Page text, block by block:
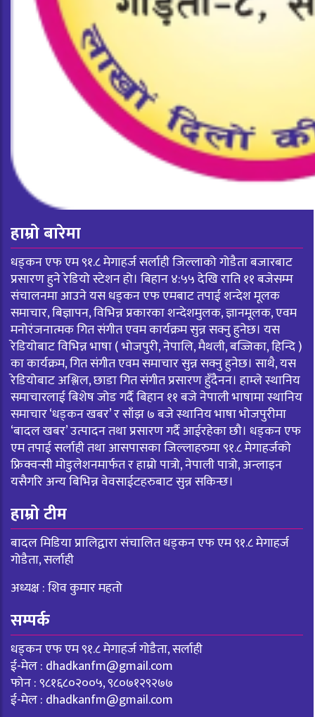
हाम्रो बारेमा
धड्कन एफ एम ९१.८ मेगाहर्ज सर्लाही जिल्लाको गोडैता बजारबाट
प्रसारण हुने रेडियो स्टेशन हो। बिहान ४:५५ देखि राति ११ बजेसम्म
संचालनमा आउने यस धड्कन एफ एमबाट तपाई शन्देश मूलक
समाचार, बिज्ञापन, विभिन्न प्रकारका शन्देशमुलक, ज्ञानमूलक, एवम
मनोरंजनात्मक गित संगीत एवम कार्यक्रम सुन्न सक्नु हुनेछ। यस
रेडियोबाट विभिन्न भाषा ( भोजपुरी, नेपालि, मैथली, बज्जिका, हिन्दि )
का कार्यक्रम, गित संगीत एवम समाचार सुन्न सक्नु हुनेछ। साथै, यस
रेडियोबाट अश्लिल, छाडा गित संगीत प्रसारण हुँदैनन। हाम्ले स्थानिय
समाचारलाई बिशेष जोड गर्दै बिहान ११ बजे नेपाली भाषामा स्थानिय
समाचार ‘धड्कन खबर’ र साँझ ७ बजे स्थानिय भाषा भोजपुरीमा
‘बादल खबर’ उत्पादन तथा प्रसारण गर्दै आईरहेका छौ। धड्कन एफ
एम तपाई सर्लाही तथा आसपासका जिल्लाहरुमा ९१.८ मेगाहर्जको
फ्रिक्वन्सी मोडुलेशनमार्फत र हाम्रो पात्रो, नेपाली पात्रो, अन्लाइन
यसैगरि अन्य बिभिन्न वेवसाईटहरुबाट सुन्न सकिन्छ।
हाम्रो टीम
बादल मिडिया प्रालिद्वारा संचालित धड्कन एफ एम ९१.८ मेगाहर्ज
गोडैता, सर्लाही
अध्यक्ष : शिव कुमार महतो
सम्पर्क
धड्कन एफ एम ९१.८ मेगाहर्ज गोडैता, सर्लाही
ई-मेल : dhadkanfm@gmail.com
फोन : ९८१६८०२००५, ९८०७१२९२७७
ई-मेल : dhadkanfm@gmail.com